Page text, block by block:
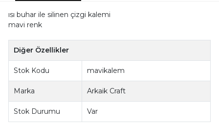
ısı buhar ile silinen çizgi kalemi
mavi renk
Diğer Özellikler
Stok Kodu mavikalem
Marka Arkaik Craft
Stok Durumu Var